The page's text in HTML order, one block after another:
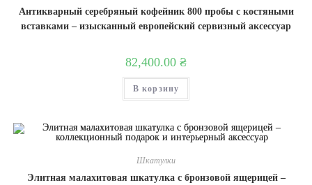
Антикварный серебряный кофейник 800 пробы с костяными
вставками – изысканный европейский сервизный аксессуар
82,400.00 ₴
В корзину
Шкатулки
Элитная малахитовая шкатулка с бронзовой ящерицей –